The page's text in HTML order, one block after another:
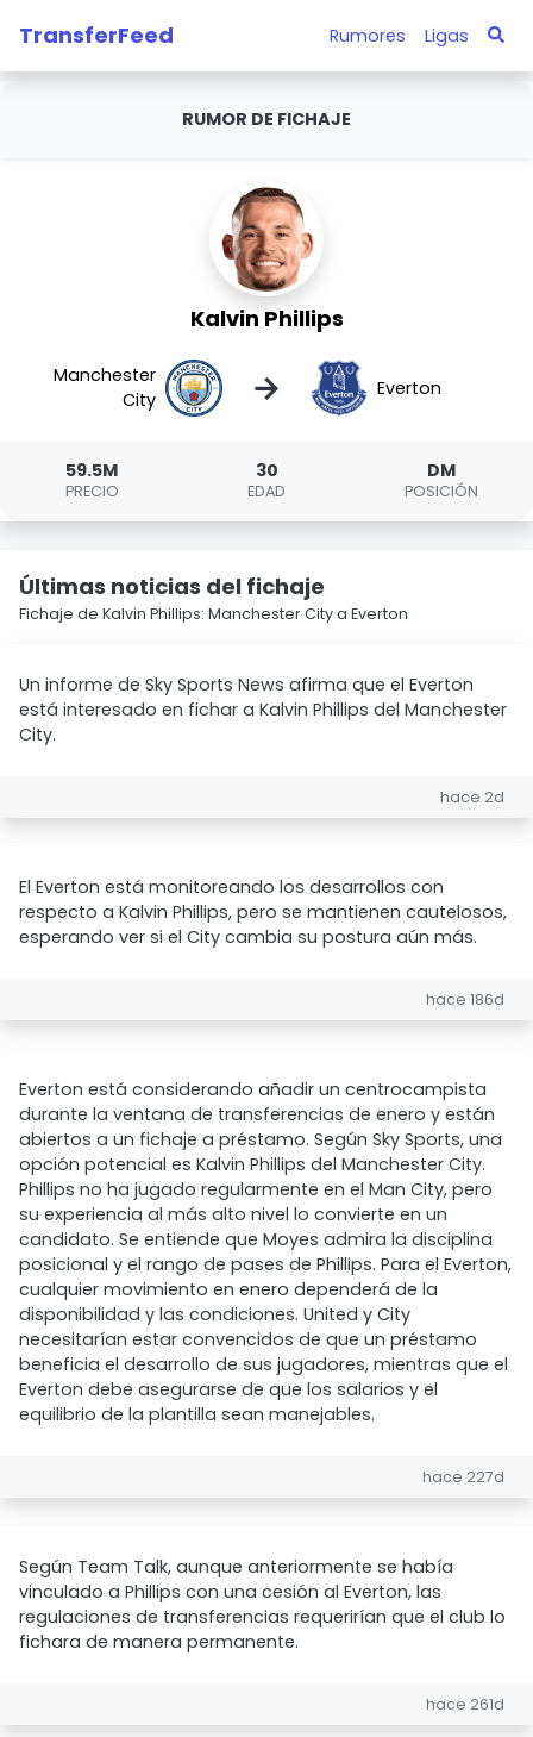
TransferFeed Rumores Ligas
RUMOR DE FICHAJE
Kalvin Phillips
Manchester
City
→ Everton
59.5M
PRECIO
30
EDAD
DM
POSICIÓN
Últimas noticias del fichaje
Fichaje de Kalvin Phillips: Manchester City a Everton
Un informe de Sky Sports News afirma que el Everton
está interesado en fichar a Kalvin Phillips del Manchester
City.
hace 2d
El Everton está monitoreando los desarrollos con
respecto a Kalvin Phillips, pero se mantienen cautelosos,
esperando ver si el City cambia su postura aún más.
hace 186d
Everton está considerando añadir un centrocampista
durante la ventana de transferencias de enero y están
abiertos a un fichaje a préstamo. Según Sky Sports, una
opción potencial es Kalvin Phillips del Manchester City.
Phillips no ha jugado regularmente en el Man City, pero
su experiencia al más alto nivel lo convierte en un
candidato. Se entiende que Moyes admira la disciplina
posicional y el rango de pases de Phillips. Para el Everton,
cualquier movimiento en enero dependerá de la
disponibilidad y las condiciones. United y City
necesitarían estar convencidos de que un préstamo
beneficia el desarrollo de sus jugadores, mientras que el
Everton debe asegurarse de que los salarios y el
equilibrio de la plantilla sean manejables.
hace 227d
Según Team Talk, aunque anteriormente se había
vinculado a Phillips con una cesión al Everton, las
regulaciones de transferencias requerirían que el club lo
fichara de manera permanente.
hace 261d